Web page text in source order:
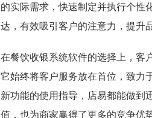
的实际需求，快速制定并执行个性
达，有效吸引客户的注意力，提升
在餐饮收银系统软件的选择上，客
它始终将客户服务放在首位，致力
新功能的使用指导，店易都能做到
值，也为商家赢得了更多的竞争优